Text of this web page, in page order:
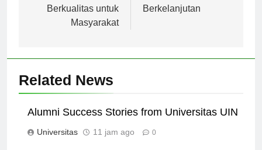
Berkualitas untuk
Masyarakat
Berkelanjutan
Related News
Alumni Success Stories from Universitas UIN
Universitas 11 jam ago 0